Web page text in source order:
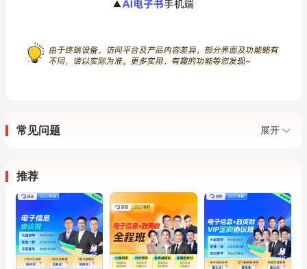
常见问题 展开
推荐